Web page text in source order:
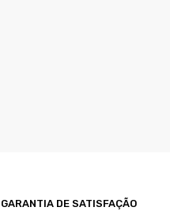
GARANTIA DE SATISFAÇÃO